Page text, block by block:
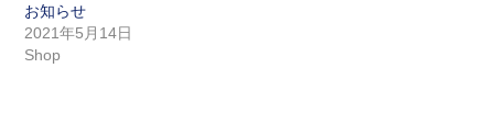
お知らせ
2021年5月14日
Shop